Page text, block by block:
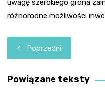
uwagę szerokiego grona
różnorodne możliwości
Nawigacja
wpisu
Poprzedni
Powiązane teksty